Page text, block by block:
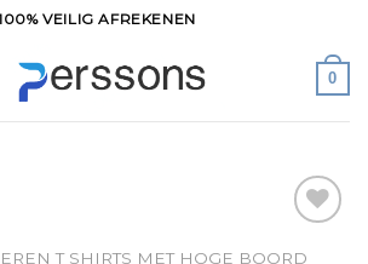
VEILIG AFREKENEN
0
T SHIRTS MET HOGE BOORD